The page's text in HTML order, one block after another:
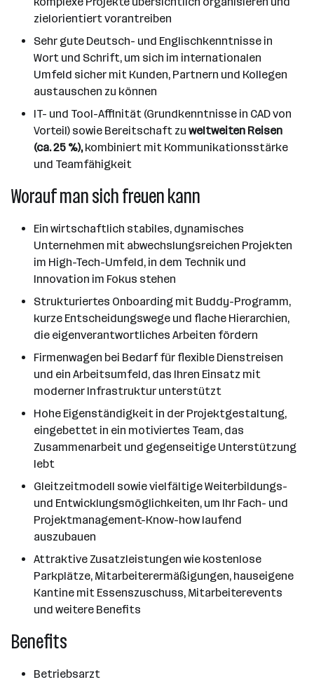
zielorientiert vorantreiben
Sehr gute Deutsch- und Englischkenntnisse in
Wort und Schrift, um sich im internationalen
Umfeld sicher mit Kunden, Partnern und Kollegen
austauschen zu können
IT- und Tool-Affinität (Grundkenntnisse in CAD von
Vorteil) sowie Bereitschaft zu weltweiten Reisen
(ca. 25 %),kombiniert mit Kommunikationsstärke
und Teamfähigkeit
Worauf man sich freuen kann
Ein wirtschaftlich stabiles, dynamisches
Unternehmen mit abwechslungsreichen Projekten
im High-Tech-Umfeld, in dem Technik und
Innovation im Fokus stehen
Strukturiertes Onboarding mit Buddy-Programm,
kurze Entscheidungswege und flache Hierarchien,
die eigenverantwortliches Arbeiten fördern
Firmenwagen bei Bedarf für flexible Dienstreisen
und ein Arbeitsumfeld, das Ihren Einsatz mit
moderner Infrastruktur unterstützt
Hohe Eigenständigkeit in der Projektgestaltung,
eingebettet in ein motiviertes Team, das
Zusammenarbeit und gegenseitige Unterstützung
lebt
Gleitzeitmodell sowie vielfältige Weiterbildungs-
und Entwicklungsmöglichkeiten, um Ihr Fach- und
Projektmanagement-Know-how laufend
auszubauen
Attraktive Zusatzleistungen wie kostenlose
Parkplätze, Mitarbeiterermäßigungen, hauseigene
Kantine mit Essenszuschuss, Mitarbeiterevents
und weitere Benefits
Benefits
Betriebsarzt